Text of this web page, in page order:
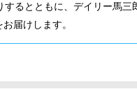
るとともに、デイリー馬三
届けします。